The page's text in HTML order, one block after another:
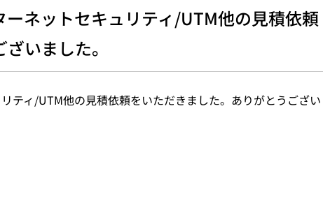
ネットセキュリティ/UTM他の見積依頼
いました。
ティ/UTM他の見積依頼をいただきました。ありがとうござい